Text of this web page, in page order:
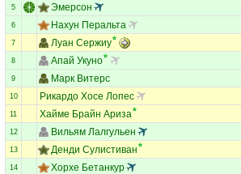
5 Эмерсон
6 Нахун Перальта
7 Луан Сержиу
8 Апай Укуно
9 Марк Витерс
10 Рикардо Хосе Лопес
11 Хайме Брайн Ариза
12 Вильям Лалгульен
13 Денди Сулистиван
14 Хорхе Бетанкур